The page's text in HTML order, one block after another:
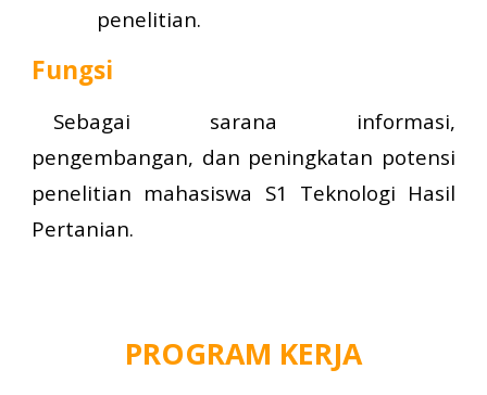
penelitian.
Fungsi
Sebagai sarana informasi,
pengembangan, dan peningkatan potensi
penelitian mahasiswa S1 Teknologi Hasil
Pertanian.
PROGRAM KERJA